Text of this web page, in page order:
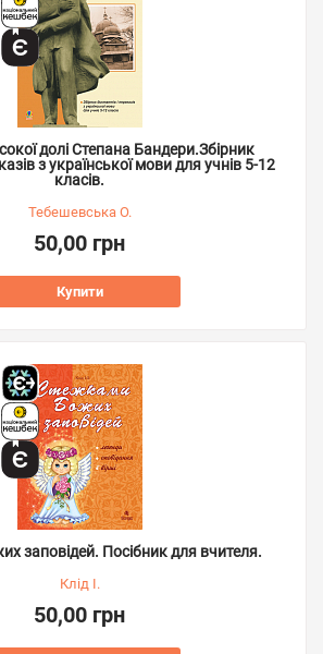
долі Степана Бандери.Збірник
з української мови для учнів 5-12
класів.
Тебешевська О.
50,00 грн
Купити
заповідей. Посібник для вчителя.
Клід І.
50,00 грн